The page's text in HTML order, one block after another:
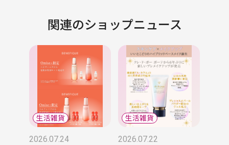
関連のショップニュース
2026.07.24 2026.07.22